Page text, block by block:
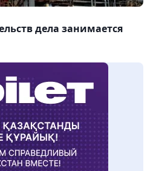
дела занимается